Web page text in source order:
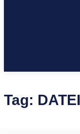
Tag: